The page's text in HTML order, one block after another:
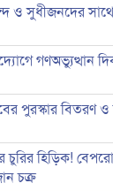
ও সুধীজনদের
গণঅভ্যুত্থান
পুরস্কার বিতরণ
হিড়িক!
চক্র